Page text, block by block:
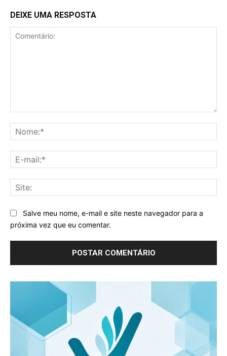
DEIXE UMA RESPOSTA
Salve meu nome, e-mail e site neste navegador para a
próxima vez que eu comentar.